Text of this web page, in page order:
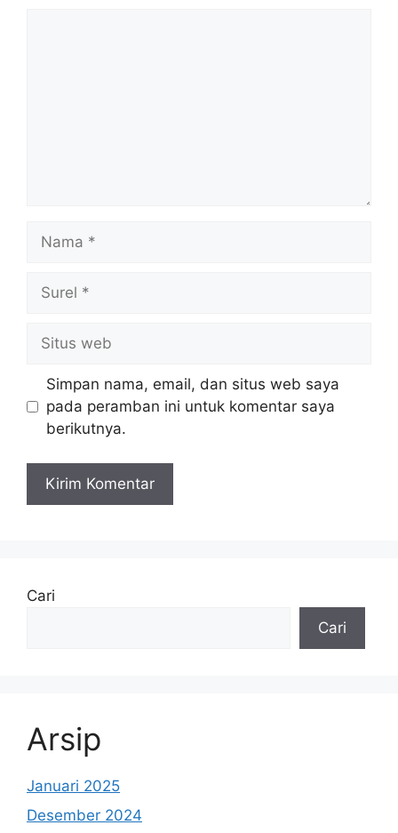
Nama
Surel
Situs
web
Simpan nama, email, dan situs web saya
pada peramban ini untuk komentar saya
berikutnya.
Cari
Cari
Arsip
Januari 2025
Desember 2024